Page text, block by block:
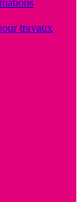
travaux